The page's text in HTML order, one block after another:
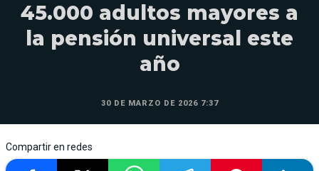
45.000 adultos mayores a
la pensión universal este
año
30 DE MARZO DE 2026 7:37
Compartir en redes